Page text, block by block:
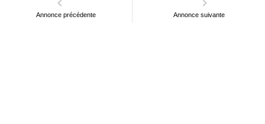
Annonce précédente Annonce suivante